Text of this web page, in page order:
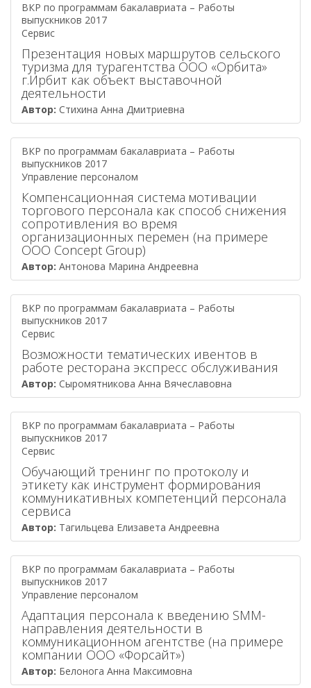
ВКР по программам бакалавриата – Работы
выпускников 2017
Сервис
Презентация новых маршрутов сельского
туризма для турагентства ООО «Орбита»
г.Ирбит как объект выставочной
деятельности
Автор: Стихина Анна Дмитриевна
ВКР по программам бакалавриата – Работы
выпускников 2017
Управление персоналом
Компенсационная система мотивации
торгового персонала как способ снижения
сопротивления во время
организационных перемен (на примере
ООО Concept Group)
Автор: Антонова Марина Андреевна
ВКР по программам бакалавриата – Работы
выпускников 2017
Сервис
Возможности тематических ивентов в
работе ресторана экспресс обслуживания
Автор: Сыромятникова Анна Вячеславовна
ВКР по программам бакалавриата – Работы
выпускников 2017
Сервис
Обучающий тренинг по протоколу и
этикету как инструмент формирования
коммуникативных компетенций персонала
сервиса
Автор: Тагильцева Елизавета Андреевна
ВКР по программам бакалавриата – Работы
выпускников 2017
Управление персоналом
Адаптация персонала к введению SMM-
направления деятельности в
коммуникационном агентстве (на примере
компании ООО «Форсайт»)
Автор: Белонога Анна Максимовна